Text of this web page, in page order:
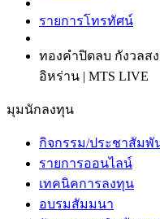
รายการโทรทัศน์
ทองคำปิดลบ กังวลส
อิหร่าน | MTS LIVE
มุมนักลงทุน
กิจกรรม/ประชาสัมพั
รายการออนไลน์
เทคนิคการลงทุน
อบรมสัมมนา